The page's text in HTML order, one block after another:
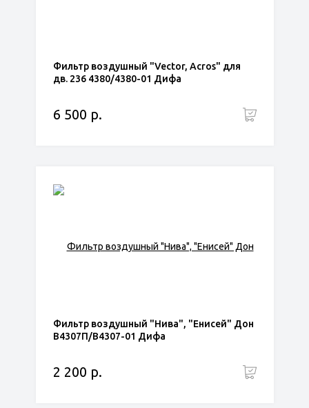
Фильтр воздушный "Vector, Acros" для
дв. 236 4380/4380-01 Дифа
6 500 р.
Фильтр воздушный "Нива", "Енисей" Дон
В4307П/В4307-01 Дифа
2 200 р.